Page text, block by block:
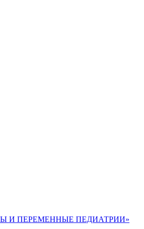
И ПЕРЕМЕННЫЕ ПЕДИАТРИИ»